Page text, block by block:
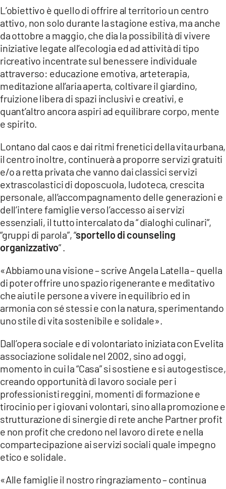
APPLE
L’obiettivo è quello di offrire al territorio un centro
attivo, non solo durante la stagione estiva, ma anche
da ottobre a maggio, che dia la possibilità di vivere
iniziative legate all’ecologia ed ad attività di tipo
ricreativo incentrate sul benessere individuale
attraverso: educazione emotiva, arteterapia,
meditazione all’aria aperta, coltivare il giardino,
fruizione libera di spazi inclusivi e creativi, e
quant’altro ancora aspiri ad equilibrare corpo, mente
e spirito.
Lontano dal caos e dai ritmi frenetici della vita urbana,
il centro inoltre, continuerà a proporre servizi gratuiti
e/o a retta privata che vanno dai classici servizi
extrascolastici di doposcuola, ludoteca, crescita
personale, all’accompagnamento delle generazioni e
dell’intere famiglie verso l’accesso ai servizi
essenziali, il tutto intercalato da “ dialoghi culinari”,
“gruppi di parola”, “sportello di counseling
organizzativo” .
«Abbiamo una visione – scrive Angela Latella – quella
di poter offrire uno spazio rigenerante e meditativo
che aiuti le persone a vivere in equilibrio ed in
armonia con sé stessi e con la natura, sperimentando
uno stile di vita sostenibile e solidale».
Dall’opera sociale e di volontariato iniziata con Evelita
associazione solidale nel 2002, sino ad oggi,
momento in cui la “Casa” si sostiene e si autogestisce,
creando opportunità di lavoro sociale per i
professionisti reggini, momenti di formazione e
tirocinio per i giovani volontari, sino alla promozione e
strutturazione di sinergie di rete anche Partner profit
e non profit che credono nel lavoro di rete e nella
compartecipazione ai servizi sociali quale impegno
etico e solidale.
«Alle famiglie il nostro ringraziamento – continua